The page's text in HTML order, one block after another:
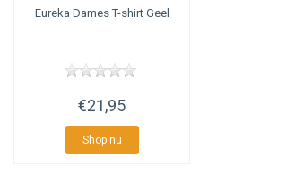
Eureka Dames T-shirt Geel
€21,95
Shop nu